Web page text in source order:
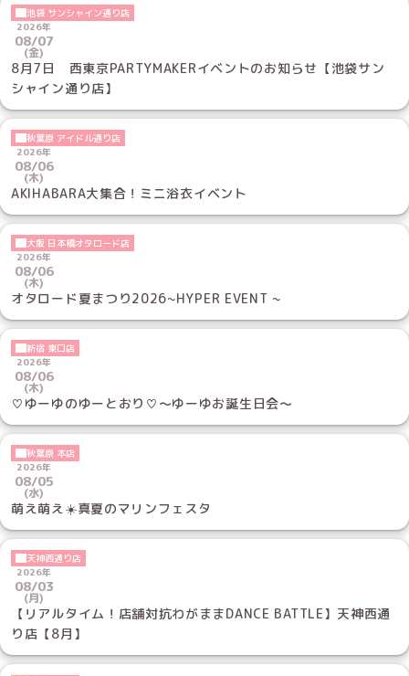
池袋 サンシャイン通り店
2026年
08/07
(金)
8月7日 西東京PARTYMAKERイベントのお知らせ【池袋サン
シャイン通り店】
秋葉原 アイドル通り店
2026年
08/06
(木)
AKIHABARA大集合！ミニ浴衣イベント
大阪 日本橋オタロード店
2026年
08/06
(木)
オタロード夏まつり2026~HYPER EVENT ~
新宿 東口店
2026年
08/06
(木)
♡ゆーゆのゆーとおり♡～ゆーゆお誕生日会～
秋葉原 本店
2026年
08/05
(水)
萌え萌え☀️真夏のマリンフェスタ
天神西通り店
2026年
08/03
(月)
【リアルタイム！店舗対抗わがままDANCE BATTLE】天神西通
り店【8月】